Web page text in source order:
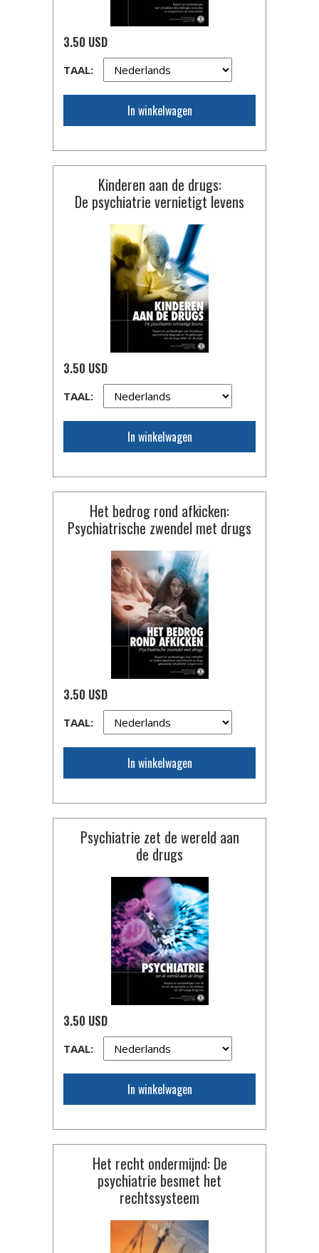
3.50 USD
TAAL:
In winkelwagen
Kinderen aan de drugs:
De psychiatrie vernietigt levens
3.50 USD
TAAL:
In winkelwagen
Het bedrog rond afkicken:
Psychiatrische zwendel met drugs
3.50 USD
TAAL:
In winkelwagen
Psychiatrie zet de wereld aan
de drugs
3.50 USD
TAAL:
In winkelwagen
Het recht ondermijnd: De
psychiatrie besmet het
rechtssysteem